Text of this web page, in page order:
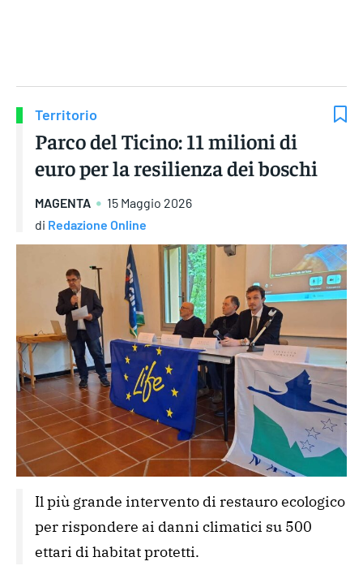
Territorio
Parco del Ticino: 11 milioni di
euro per la resilienza dei boschi
MAGENTA
15 Maggio 2026
di Redazione Online
Il più grande intervento di restauro ecologico
per rispondere ai danni climatici su 500
ettari di habitat protetti.